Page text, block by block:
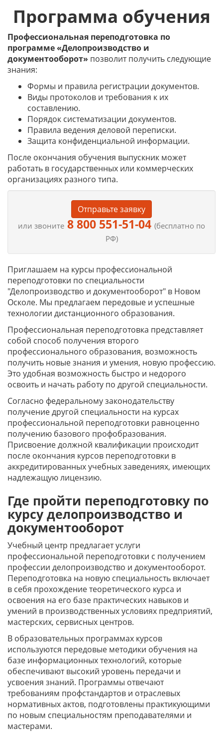
Программа обучения
Профессиональная переподготовка по
программе «Делопроизводство и
документооборот» позволит получить следующие
знания:
Формы и правила регистрации документов.
Виды протоколов и требования к их
составлению.
Порядок систематизации документов.
Правила ведения деловой переписки.
Защита конфиденциальной информации.
После окончания обучения выпускник может
работать в государственных или коммерческих
организациях разного типа.
Отправьте заявку
или звоните 8 800 551-51-04 (бесплатно по
РФ)
Приглашаем на курсы профессиональной
переподготовки по специальности
"Делопроизводство и документооборот" в Новом
Осколе. Мы предлагаем передовые и успешные
технологии дистанционного образования.
Профессиональная переподготовка представляет
собой способ получения второго
профессионального образования, возможность
получить новые знания и умения, новую профессию.
Это удобная возможность быстро и недорого
освоить и начать работу по другой специальности.
Согласно федеральному законодательству
получение другой специальности на курсах
профессиональной переподготовки равноценно
получению базового профобразования.
Присвоение должной квалификации происходит
после окончания курсов переподготовки в
аккредитированных учебных заведениях, имеющих
надлежащую лицензию.
Где пройти переподготовку по
курсу делопроизводство и
документооборот
Учебный центр предлагает услуги
профессиональной переподготовки с получением
профессии делопроизводство и документооборот.
Переподготовка на новую специальность включает
в себя прохождение теоретического курса и
освоения на его базе практических навыков и
умений в производственных условиях предприятий,
мастерских, сервисных центров.
В образовательных программах курсов
используются передовые методики обучения на
базе информационных технологий, которые
обеспечивают высокий уровень передачи и
усвоения знаний. Программы отвечают
требованиям профстандартов и отраслевых
нормативных актов, подготовлены практикующими
по новым специальностям преподавателями и
мастерами.